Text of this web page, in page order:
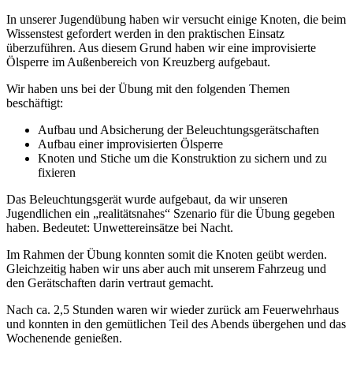
In unserer Jugendübung haben wir versucht einige Knoten, die beim
Wissenstest gefordert werden in den praktischen Einsatz
überzuführen. Aus diesem Grund haben wir eine improvisierte
Ölsperre im Außenbereich von Kreuzberg aufgebaut.
Wir haben uns bei der Übung mit den folgenden Themen
beschäftigt:
Aufbau und Absicherung der Beleuchtungsgerätschaften
Aufbau einer improvisierten Ölsperre
Knoten und Stiche um die Konstruktion zu sichern und zu
fixieren
Das Beleuchtungsgerät wurde aufgebaut, da wir unseren
Jugendlichen ein „realitätsnahes“ Szenario für die Übung gegeben
haben. Bedeutet: Unwettereinsätze bei Nacht.
Im Rahmen der Übung konnten somit die Knoten geübt werden.
Gleichzeitig haben wir uns aber auch mit unserem Fahrzeug und
den Gerätschaften darin vertraut gemacht.
Nach ca. 2,5 Stunden waren wir wieder zurück am Feuerwehrhaus
und konnten in den gemütlichen Teil des Abends übergehen und das
Wochenende genießen.